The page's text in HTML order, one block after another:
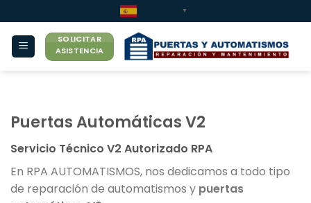
al
contenido
▼
SOLICITAR
ASISTENCIA
Puertas Automáticas V2
Servicio Técnico V2 Autorizado RPA
En RPA AUTOMATISMOS, nos dedicamos a todo tipo
de reparación de automatismos y puertas